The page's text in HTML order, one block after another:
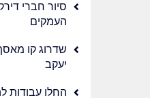
סיור חברי
העמקים
שדרוג קו
יעקב
החלו עבודות